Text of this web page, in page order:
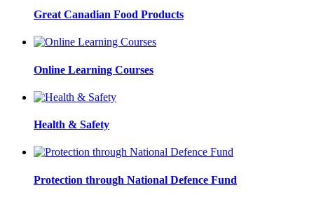
Great Canadian Food Products
Online Learning Courses
Health & Safety
Protection through National Defence Fund